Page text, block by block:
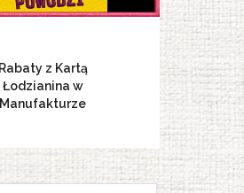
Rabaty z Kartą
Łodzianina w
Manufakturze